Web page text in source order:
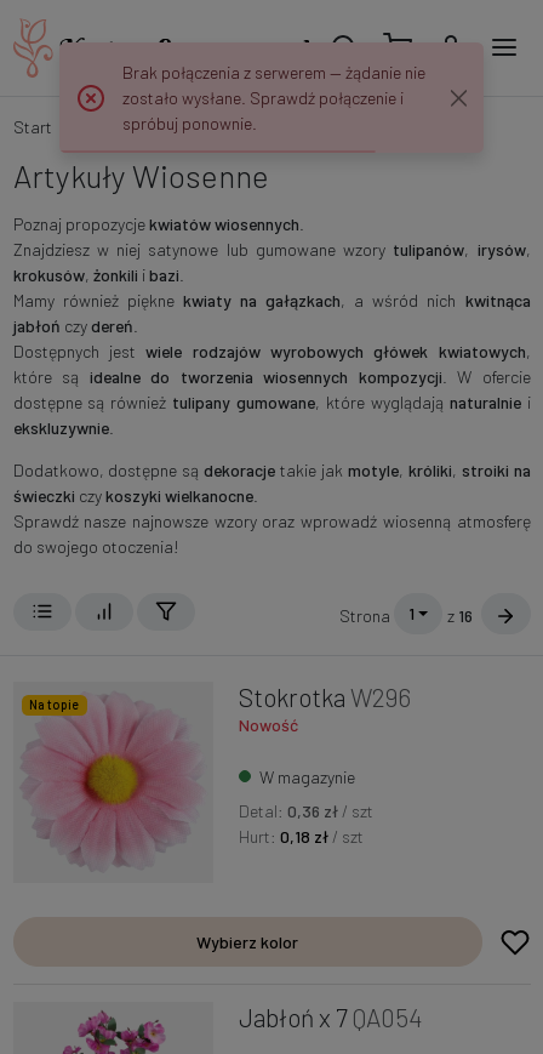
Start Sezony Wiosna
Artykuły Wiosenne
Poznaj propozycjekwiatów wiosennych
Znajdziesz w niej satynowe lub gumowane wzory tulipanów, irysów,
krokusów, żonkili ibazi
Mamy również piękne kwiaty na gałązkach, a wśród nich kwitnąca
jabłoń czydereń
Dostępnych jestwiele rodzajów wyrobowych główek kwiatowych,
które są idealne do tworzenia wiosennych kompozycji . W ofercie
dostępne są również tulipany gumowane, które wyglądają naturalniei
ekskluzywnie.
Dodatkowo, dostępne sądekoracje takie jak motyle, króliki, stroiki na
świeczki czykoszyki wielkanocne.
Sprawdź nasze najnowsze wzory oraz wprowadź wiosenną atmosferę
do swojego otoczenia!
Strona 1 z 16
Na topie Stokrotka W296
Nowość
W magazynie
Detal: 0,36 zł / szt
Hurt:0,18 zł / szt
Wybierz kolor
Jabłoń x 7 QA054
Brak połączenia z serwerem — żądanie nie
zostało wysłane. Sprawdź połączenie i
spróbuj ponownie.